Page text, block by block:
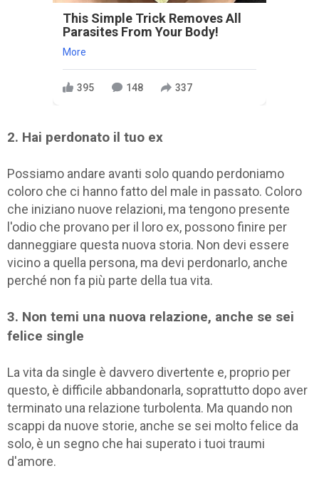
This Simple Trick Removes All
Parasites From Your Body!
More
395 148 337
2. Hai perdonato il tuo ex
Possiamo andare avanti solo quando perdoniamo
coloro che ci hanno fatto del male in passato. Coloro
che iniziano nuove relazioni, ma tengono presente
l'odio che provano per il loro ex, possono finire per
danneggiare questa nuova storia. Non devi essere
vicino a quella persona, ma devi perdonarlo, anche
perché non fa più parte della tua vita.
3. Non temi una nuova relazione, anche se sei
felice single
La vita da single è davvero divertente e, proprio per
questo, è difficile abbandonarla, soprattutto dopo aver
terminato una relazione turbolenta. Ma quando non
scappi da nuove storie, anche se sei molto felice da
solo, è un segno che hai superato i tuoi traumi
d'amore.